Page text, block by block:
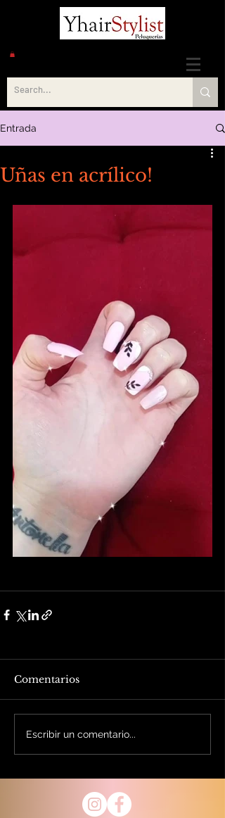
Entrada
Uñas en acrílico!
Comentarios
Escribir un comentario...